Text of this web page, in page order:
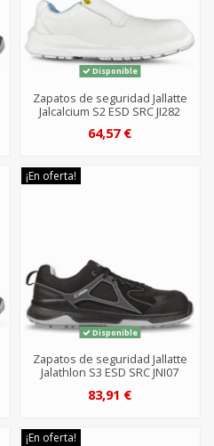
Disponible
Zapatos de seguridad Jallatte
Jalcalcium S2 ESD SRC JI282
64,57 €
¡En oferta!
Disponible
Zapatos de seguridad Jallatte
Jalathlon S3 ESD SRC JNI07
83,91 €
¡En oferta!